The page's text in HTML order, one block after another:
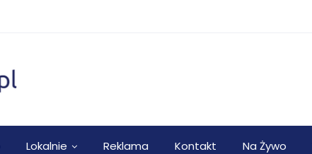
Lokalnie Reklama Kontakt Na Żywo